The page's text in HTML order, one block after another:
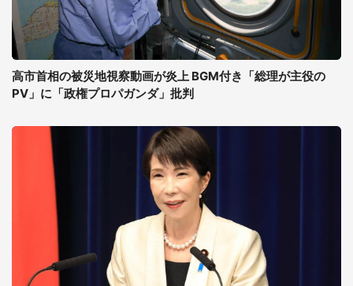
高市首相の被災地視察動画が炎上 BGM付き「総理が主役の
PV」に「政権プロパガンダ」批判